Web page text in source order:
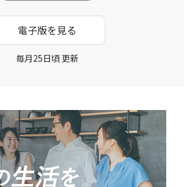
電子版を見る
毎月25日頃 更新